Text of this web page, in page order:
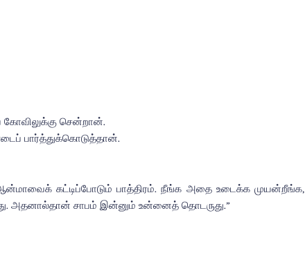
சென்றான்.
பார்த்துக்கொடுத்தான்.
கட்டிப்போடும் பாத்திரம். நீங்க அதை உடைக்க முயன்றீங்க,
அதனால்தான் சாபம் இன்னும் உன்னைத் தொடருது.”